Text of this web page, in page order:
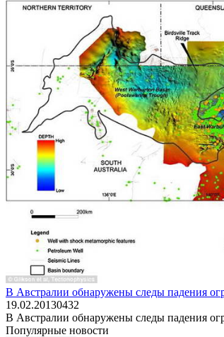
В Австралии обнаружены следы падения
19.02.20130432
В Австралии обнаружены следы падения
Популярные новости